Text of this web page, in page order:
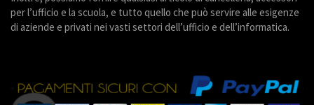
per l’ufficio e la scuola, e tutto quello che può servire alle esigenze
di aziende e privati nei vasti settori dell’ufficio e dell’informatica.